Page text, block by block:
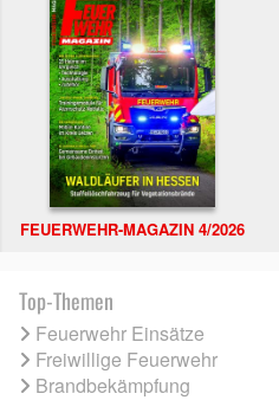
FEUERWEHR-MAGAZIN 4/2026
Top-Themen
Feuerwehr Einsätze
Freiwillige Feuerwehr
Brandbekämpfung